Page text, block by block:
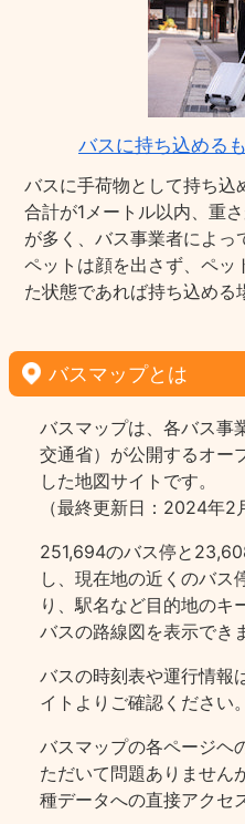
バスに持ち込める
バスに手荷物として持ち込
合計が1メートル以内、重
が多く、バス事業者によっ
ペットは顔を出さず、ペッ
た状態であれば持ち込める
バスマップとは
バスマップは、各バス事
交通省）が公開するオー
した地図サイトです。
（最終更新日：2024年2
251,694のバス停と
し、現在地の近くのバス
り、駅名など目的地のキ
バスの路線図を表示でき
バスの時刻表や運行情報
イトよりご確認ください。
バスマップの各ページヘ
ただいて問題ありません
種データへの直接アクセ